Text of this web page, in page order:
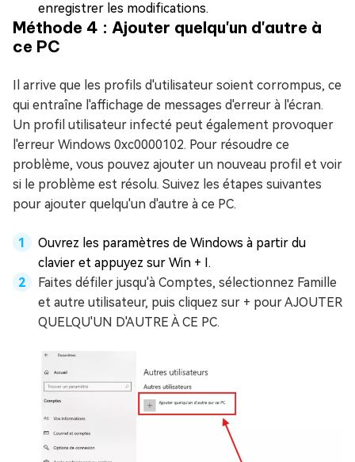
enregistrer les modifications.
Méthode 4 : Ajouter quelqu'un d'autre à
ce PC
Il arrive que les profils d'utilisateur soient corrompus, ce
qui entraîne l'affichage de messages d'erreur à l'écran.
Un profil utilisateur infecté peut également provoquer
l'erreur Windows 0xc0000102. Pour résoudre ce
problème, vous pouvez ajouter un nouveau profil et voir
si le problème est résolu. Suivez les étapes suivantes
pour ajouter quelqu'un d'autre à ce PC.
Ouvrez les paramètres de Windows à partir du
clavier et appuyez sur Win + I.
Faites défiler jusqu'à Comptes, sélectionnez Famille
et autre utilisateur, puis cliquez sur + pour AJOUTER
QUELQU'UN D'AUTRE À CE PC.